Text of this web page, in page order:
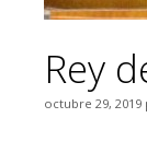
Rey
octubre 29, 2019